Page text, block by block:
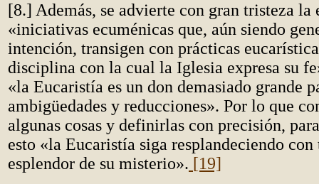
[8.] Además, se advierte con gran tristeza la
«iniciativas ecuménicas que, aún siendo
intención, transigen con prácticas
disciplina con la cual la Iglesia expresa su
«la Eucaristía es un don demasiado grande
ambigüedades y reducciones». Por lo que
algunas cosas y definirlas con precisión,
esto «la Eucaristía siga resplandeciendo con
esplendor de su misterio». [19]